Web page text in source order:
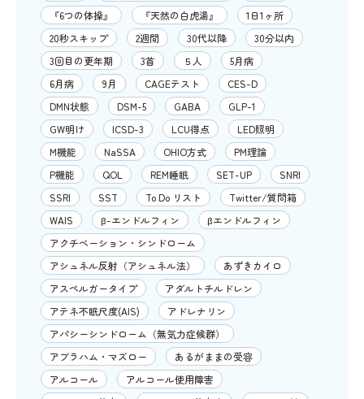
『6つの体操』
『天然の白虎湯』
1日1ヶ所
20秒スキップ
2週間 30代以降
30分以内
3回目の更年期
3首 ５人
5月病
6月病
9月 CAGEテスト
CES-D
DMN状態
DSM-5 GABA
GLP-1
GW明け
ICSD-3 LCU得点
LED照明
M機能
NaSSA OHIO方式
PM理論
P機能
QOL REM睡眠 SET-UP
SNRI
SSRI
SST To Do リスト
Twitter/質問箱
WAIS
β-エンドルフィン
βエンドルフィン
アクチベーション・シンドローム
アシュネル反射（アシュネル法）
あずきカイロ
アスペルガータイプ
アダルトチルドレン
アテネ不眠尺度(AIS)
アドレナリン
アパシーシンドローム（無気力症候群）
アブラハム・マズロー
あるがままの受容
アルコール
アルコール使用障害